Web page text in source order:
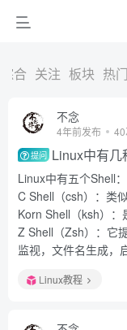
综合 关注 板块 热门
不念
4年前发布
提问 Linux中有几
Linux中有五个Shell：
C Shell（csh）：类
Korn Shell（ksh）：
Z Shell（Zsh）：它
监视，文件名生成，
Linux教程